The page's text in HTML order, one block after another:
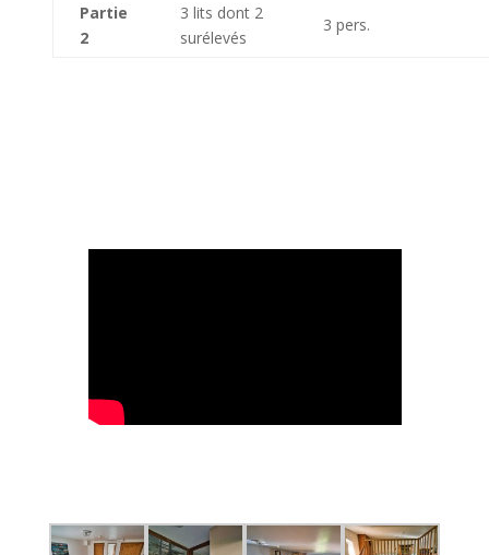
Partie
2
3 lits dont 2
surélevés
3 pers.